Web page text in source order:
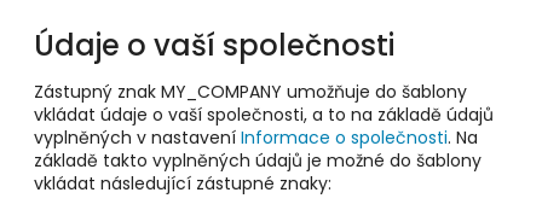
Údaje o vaší společnosti
Zástupný znak MY_COMPANY umožňuje do šablony
vkládat údaje o vaší společnosti, a to na základě údajů
vyplněných v nastavení Informace o společnosti. Na
základě takto vyplněných údajů je možné do šablony
vkládat následující zástupné znaky: